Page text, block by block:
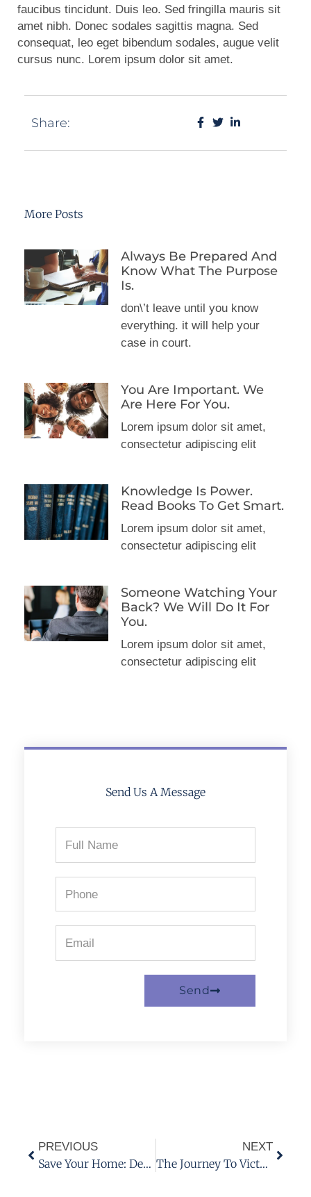
faucibus tincidunt. Duis leo. Sed fringilla mauris sit
amet nibh. Donec sodales sagittis magna. Sed
consequat, leo eget bibendum sodales, augue velit
cursus nunc. Lorem ipsum dolor sit amet.
Share:
More Posts
Always Be Prepared And
Know What The Purpose
Is.
don\’t leave until you know
everything. it will help your
case in court.
You Are Important. We
Are Here For You.
Lorem ipsum dolor sit amet,
consectetur adipiscing elit
Knowledge Is Power.
Read Books To Get Smart.
Lorem ipsum dolor sit amet,
consectetur adipiscing elit
Someone Watching Your
Back? We Will Do It For
You.
Lorem ipsum dolor sit amet,
consectetur adipiscing elit
Send Us A Message
Send
PREVIOUS
Save Your Home: Debunking The Myths Of Loan Modification And Its Benefits
NEXT
The Journey To Victory Is Most Important.